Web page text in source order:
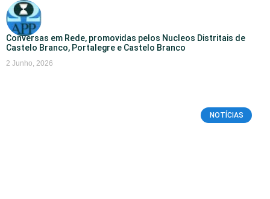
Conversas em Rede, promovidas pelos Nucleos Distritais de
Castelo Branco, Portalegre e Castelo Branco
2 Junho, 2026
NOTÍCIAS